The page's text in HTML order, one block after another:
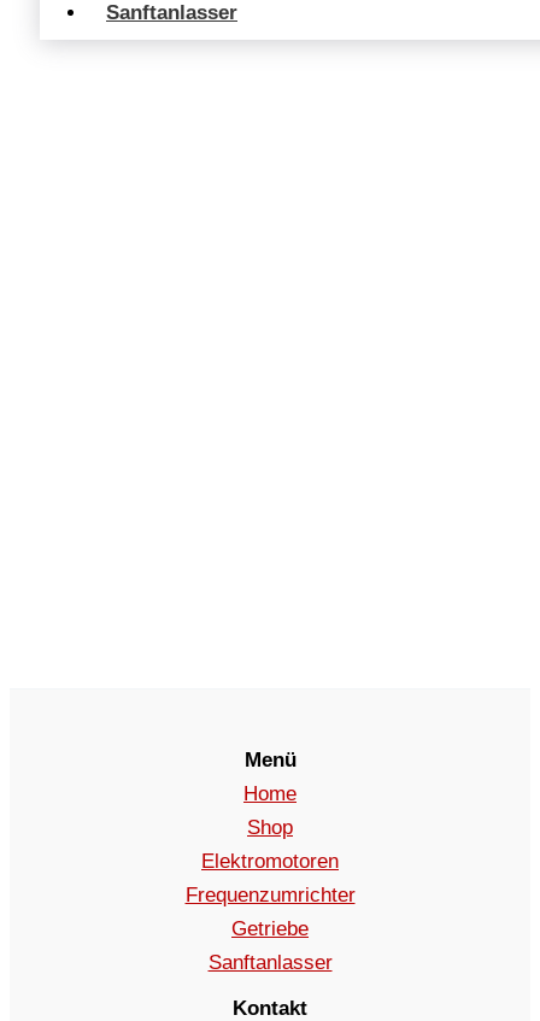
Sanftanlasser
Menü
Home
Shop
Elektromotoren
Frequenzumrichter
Getriebe
Sanftanlasser
Kontakt